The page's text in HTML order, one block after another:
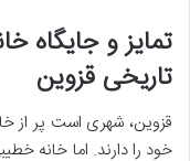
تمایز و جایگاه
تاریخی قزوین
قزوین، شهری است پر از
خود را دارند. اما خانه